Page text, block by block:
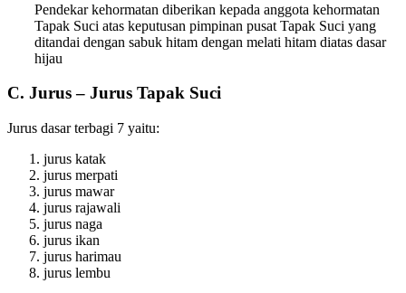
Pendekar kehormatan diberikan kepada anggota kehormatan
Tapak Suci atas keputusan pimpinan pusat Tapak Suci yang
ditandai dengan sabuk hitam dengan melati hitam diatas dasar
hijau
C. Jurus – Jurus Tapak Suci
Jurus dasar terbagi 7 yaitu:
jurus katak
jurus merpati
jurus mawar
jurus rajawali
jurus naga
jurus ikan
jurus harimau
jurus lembu